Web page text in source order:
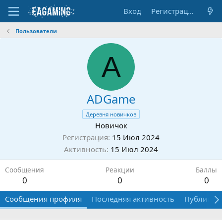
Вход Регистрация
Пользователи
A
ADGame
Деревня новичков
Новичок
Регистрация 15 Июл 2024
Активность 15 Июл 2024
Сообщения
0
Реакции
0
Баллы
0
Сообщения профиля Последняя активность